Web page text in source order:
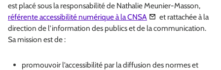
est placé sous la responsabilité de Nathalie Meunier-Masson,
référente accessibilité numérique à la CNSA
et rattachée à la
direction de l’information des publics et de la communication.
Sa mission est de :
promouvoir l’accessibilité par la diffusion des normes et